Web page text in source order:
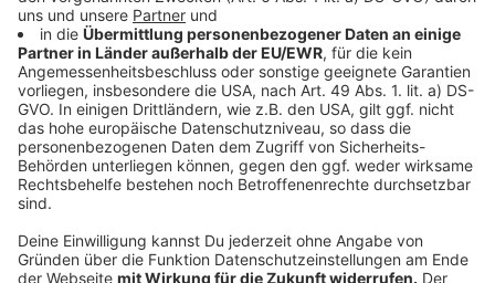
Ministerium sagt: Man arbeitet dran
Anzeige
Aus dem NRW-Schulministerium ist zu hören, dass man
erstmal bis zu den Sommerferien so weitermache, wie
bisher: Also mit einem rollierenden Unterricht. Und
dass man prüfe, ob es in den Sommerferien
Nachholangebote für die Schüler geben könne. Für den